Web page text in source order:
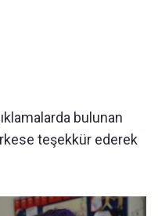
bulunan
teşekkür ederek